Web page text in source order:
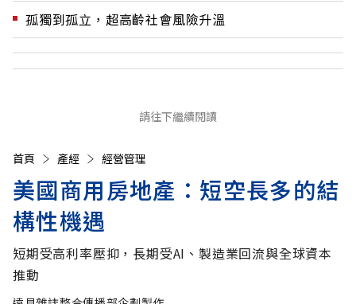
孤獨到孤立，超高齡社會風險升溫
請往下繼續閱讀
首頁 產經 經營管理
美國商用房地產：短空長多的結
構性機遇
短期受高利率壓抑，長期受AI、製造業回流與全球資本
推動